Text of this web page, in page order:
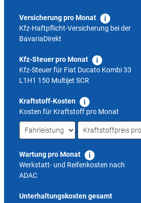
Versicherung pro Monat
Kfz-Haftpflicht-Versicherung bei der
BavariaDirekt
Kfz-Steuer pro Monat
Kfz-Steuer für Fiat Ducato Kombi 33
L1H1 150 Multijet SCR
Kraftstoff-Kosten
Kosten für Kraftstoff pro Monat
Wartung pro Monat
Werkstatt- und Reifenkosten nach
ADAC
Unterhaltungskosten gesamt